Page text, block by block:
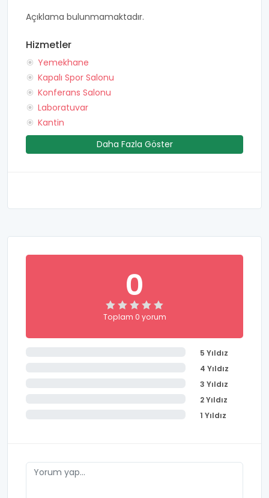
Açıklama bulunmamaktadır.
Hizmetler
Yemekhane
Kapalı Spor Salonu
Konferans Salonu
Laboratuvar
Kantin
Daha Fazla Göster
0
Toplam 0 yorum
5 Yıldız
4 Yıldız
3 Yıldız
2 Yıldız
1 Yıldız